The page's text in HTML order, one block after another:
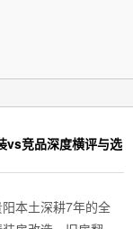
vs竞品深度横评与选
本土深耕7年的全